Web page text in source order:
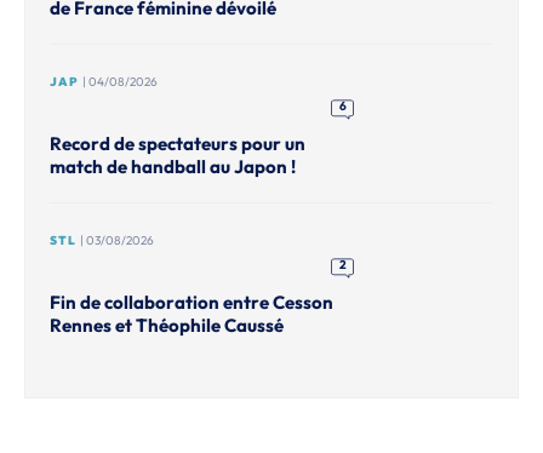
de France féminine dévoilé
JAP | 04/08/2026
6
Record de spectateurs pour un
match de handball au Japon !
STL | 03/08/2026
2
Fin de collaboration entre Cesson
Rennes et Théophile Caussé